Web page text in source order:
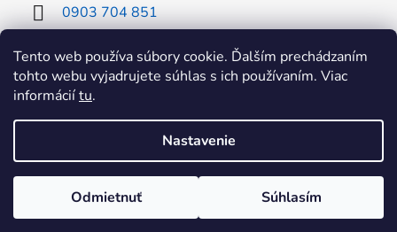
Tento web používa súbory cookie. Ďalším prechádzaním
tohto webu vyjadrujete súhlas s ich používaním. Viac
informáciítu.
Nastavenie
Odmietnuť Súhlasím
0903 704 851
0902 856 674
Vytvoril Shoptet
Copyright 2026RHEA SK hasici-odevy. Všetky práva
vyhradené.